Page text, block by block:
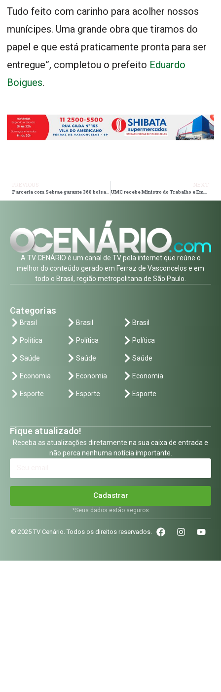
Tudo feito com carinho para acolher nossos
munícipes. Uma grande obra que tiramos do
papel e que está praticamente pronta para ser
entregue”, completou o prefeito Eduardo
Boigues.
Parceria com Sebrae garante 368 bolsas de estudo para Frente de Trabalho UMC recebe Ministro do Trabalho e Emprego para evento acadêmico no Curso de Direito
A TV CENÁRIO é um canal de TV pela internet que reúne o
melhor do conteúdo gerado em Ferraz de Vasconcelos e em
todo o Brasil, região metropolitana de São Paulo.
Categorias
Brasil
Política
Saúde
Economia
Esporte
Brasil
Política
Saúde
Economia
Esporte
Brasil
Política
Saúde
Economia
Esporte
Fique atualizado!
Receba as atualizações diretamente na sua caixa de entrada e
não perca nenhuma notícia importante.
Cadastrar
*Seus dados estão seguros
© 2025 TV Cenário. Todos os direitos reservados.